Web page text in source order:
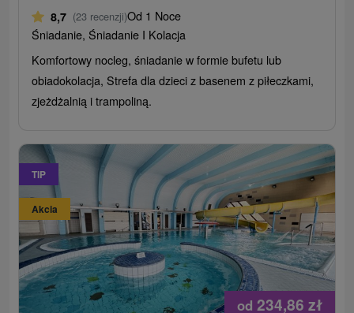
8,7 (23 recenzji)Od 1 Noce
Śniadanie, Śniadanie I Kolacja
Komfortowy nocleg, śniadanie w formie bufetu lub
obiadokolacja, Strefa dla dzieci z basenem z piłeczkami,
zjeżdżalnią i trampoliną.
TIP
Akcia
od 234,86 zł